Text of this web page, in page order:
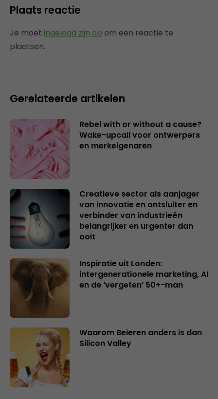
Plaats reactie
Je moet ingelogd zijn op om een reactie te
plaatsen.
Gerelateerde artikelen
Rebel with or without a cause?
Wake-upcall voor ontwerpers
en merkeigenaren
Creatieve sector als aanjager
van innovatie en ontsluiter en
verbinder van industrieën
belangrijker en urgenter dan
ooit
Inspiratie uit Londen:
intergenerationele marketing, AI
en de ‘vergeten’ 50+-man
Waarom Beieren anders is dan
Silicon Valley